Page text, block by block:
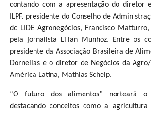
contando com a apresentação do diretor
ILPF, presidente do Conselho de
do LIDE Agronegócios, Francisco
pela jornalista Lilian Munhoz. Entre os
presidente da Associação Brasileira de
Dornellas e o diretor de Negócios da
América Latina, Mathias Schelp.
“O futuro dos alimentos” norteará o
destacando conceitos como a